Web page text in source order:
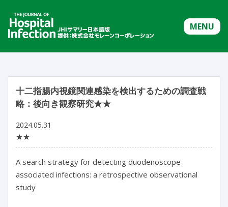
MENU
十二指腸内視鏡関連感染を検出するための調査戦
略：後向き観察研究★★
2024.05.31
★★
A search strategy for detecting duodenoscope-
associated infections: a retrospective observational
study